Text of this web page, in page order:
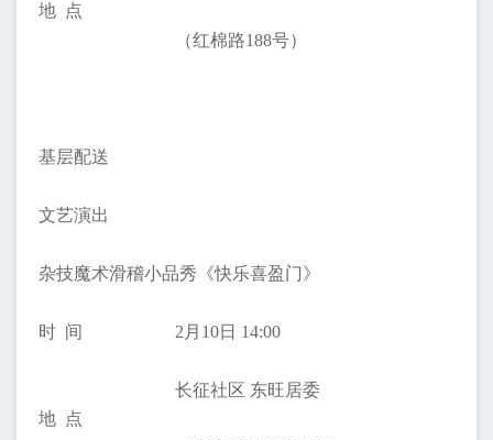
地 点
（红棉路188号）
基层配送
文艺演出
杂技魔术滑稽小品秀《快乐喜盈门》
时 间 2月10日 14:00
地 点
长征社区 东旺居委